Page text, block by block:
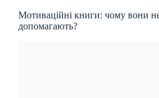
Мотиваційні книги: чому вони
допомагають?